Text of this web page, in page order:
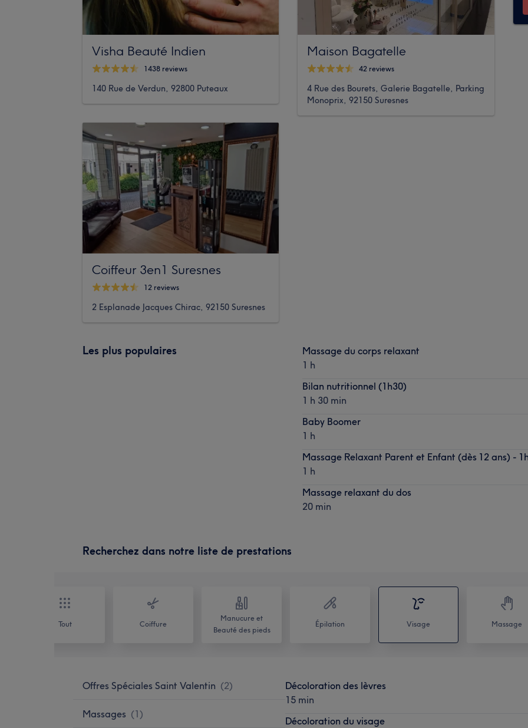
Visha Beauté Indien
1438 reviews
140 Rue de Verdun, 92800 Puteaux
Coiffeur 3en1 Suresnes
12 reviews
2 Esplanade Jacques Chirac, 92150 Suresnes
Maison Bagatelle
42 reviews
4 Rue des Bourets, Galerie Bagatelle, Parking
Monoprix, 92150 Suresnes
Les plus populaires
Massage du corps relaxant
1 h
Bilan nutritionnel (1h30)
1 h 30 min
Baby Boomer
1 h
Massage Relaxant Parent et Enfant (dès 12 ans) -
1 h
Massage relaxant du dos
20 min
Recherchez dans notre liste de prestations
Tout Coiffure
Manucure et
Beauté des pieds
Épilation Visage Massage
Offres Spéciales Saint Valentin (2)
Massages (1)
Décoloration des lèvres
15 min
Décoloration du visage